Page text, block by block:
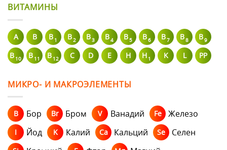
ВИТАМИНЫ
A В B 1 B2 B3 B4 B5 B6 B7 B8 B9
B 10 B 11 B 12 C D E H H 1 K L PP
МИКРО- И МАКРОЭЛЕМЕНТЫ
B Бор Br Бром V Ванадий Fe Железо
I Йод K Калий Ca Кальций Se Селен